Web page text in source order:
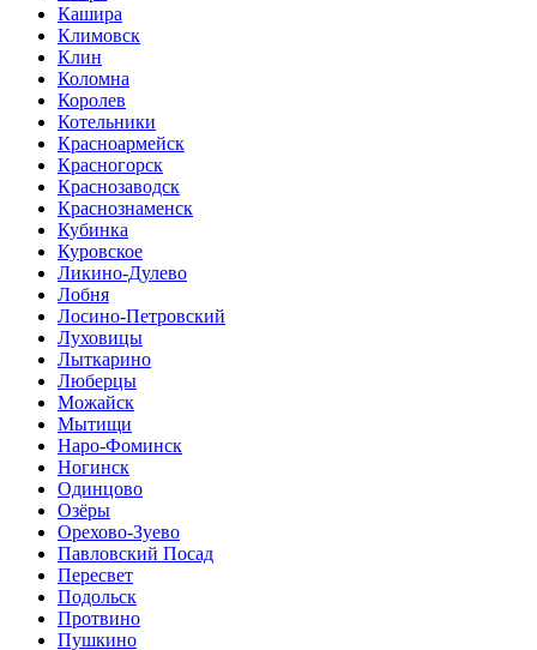
Кашира
Климовск
Клин
Коломна
Королев
Котельники
Красноармейск
Красногорск
Краснозаводск
Краснознаменск
Кубинка
Куровское
Ликино-Дулево
Лобня
Лосино-Петровский
Луховицы
Лыткарино
Люберцы
Можайск
Мытищи
Наро-Фоминск
Ногинск
Одинцово
Озёры
Орехово-Зуево
Павловский Посад
Пересвет
Подольск
Протвино
Пушкино